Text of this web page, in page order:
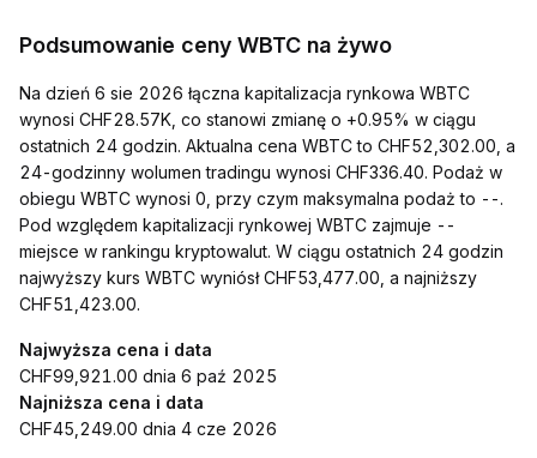
Podsumowanie ceny WBTC na żywo
Na dzień 6 sie 2026 łączna kapitalizacja rynkowa WBTC
wynosi CHF28.57K, co stanowi zmianę o +0.95% w ciągu
ostatnich 24 godzin. Aktualna cena WBTC to CHF52,302.00, a
24-godzinny wolumen tradingu wynosi CHF336.40. Podaż w
obiegu WBTC wynosi 0, przy czym maksymalna podaż to --.
Pod względem kapitalizacji rynkowej WBTC zajmuje --
miejsce w rankingu kryptowalut. W ciągu ostatnich 24 godzin
najwyższy kurs WBTC wyniósł CHF53,477.00, a najniższy
CHF51,423.00.
Najwyższa cena i data
CHF99,921.00 dnia 6 paź 2025
Najniższa cena i data
CHF45,249.00 dnia 4 cze 2026